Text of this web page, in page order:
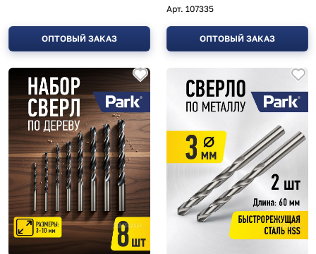
ОПТОВЫЙ ЗАКАЗ
Арт. 107335
ОПТОВЫЙ ЗАКАЗ